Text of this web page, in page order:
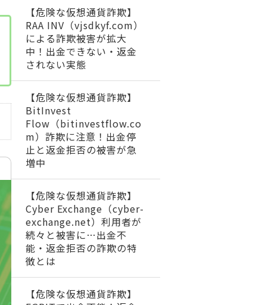
【危険な仮想通貨詐欺】
RAA INV（vjsdkyf.com）
による詐欺被害が拡大
中！出金できない・返金
されない実態
【危険な仮想通貨詐欺】
BitInvest
Flow（bitinvestflow.co
m）詐欺に注意！出金停
止と返金拒否の被害が急
増中
【危険な仮想通貨詐欺】
Cyber Exchange（cyber-
exchange.net）利用者が
続々と被害に…出金不
能・返金拒否の詐欺の特
徴とは
【危険な仮想通貨詐欺】